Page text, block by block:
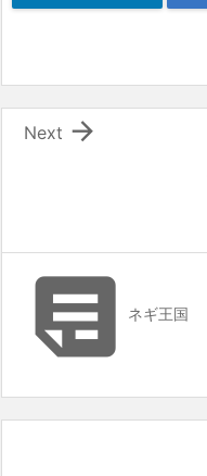

Next
ネギ王国